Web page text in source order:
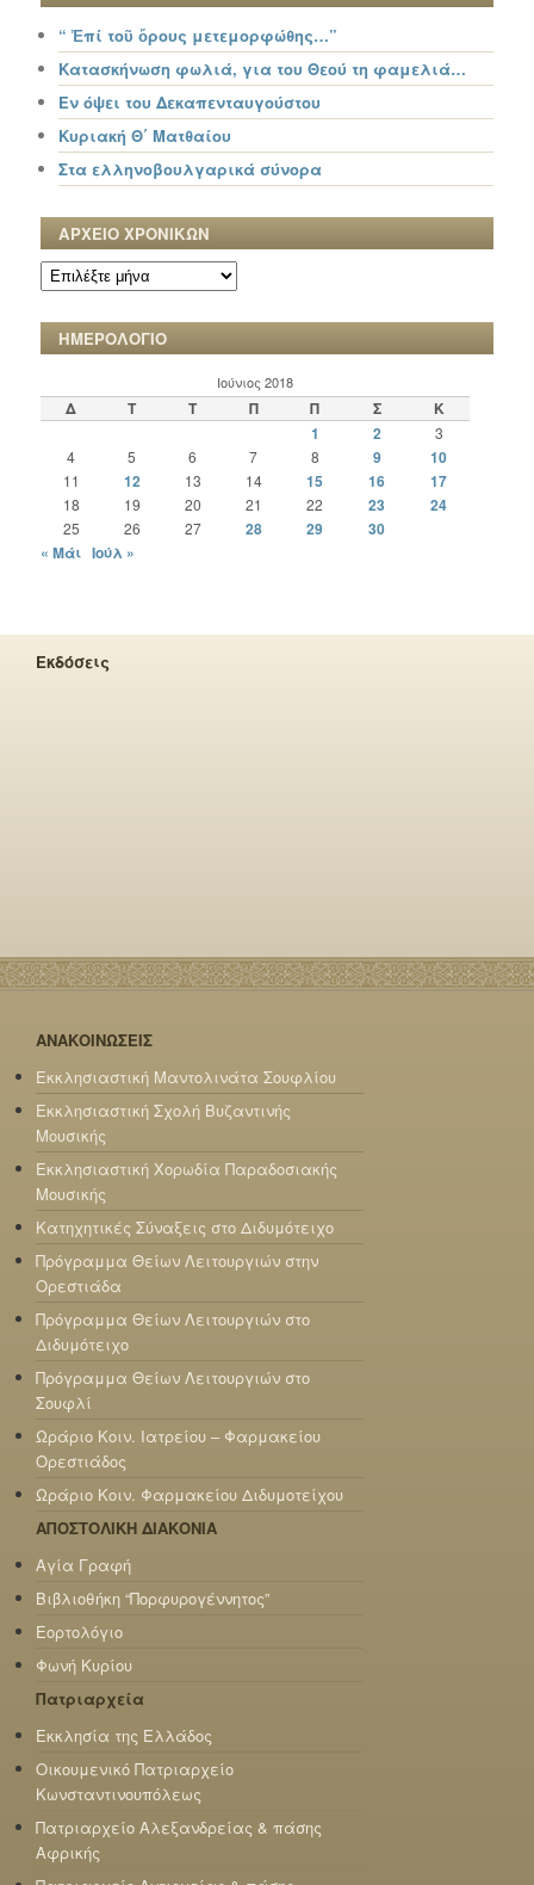
“ Ἐπί τοῦ ὄρους μετεμορφώθης…”
Κατασκήνωση φωλιά, για του Θεού τη φαμελιά…
Εν όψει του Δεκαπενταυγούστου
Κυριακή Θ΄ Ματθαίου
Στα ελληνοβουλγαρικά σύνορα
ΑΡΧΕΙΟ ΧΡΟΝΙΚΩΝ
ΑΡΧΕΙΟ
ΧΡΟΝΙΚΩΝ
ΗΜΕΡΟΛΟΓΙΟ
Ιούνιος 2018
Δ Τ Τ Π Π Σ
Κ
1
2
3
4
5 6 7 8 9 10
11 12 13 14 15 16 17
18 19 20 21 22 23 24
25 26 27 28 29
30
« Μάι Ιούλ »
Εκδόσεις
ΑΝΑΚΟΙΝΩΣΕΙΣ
Εκκλησιαστική Μαντολινάτα Σουφλίου
Εκκλησιαστική Σχολή Βυζαντινής
Μουσικής
Εκκλησιαστική Χορωδία Παραδοσιακής
Μουσικής
Κατηχητικές Σύναξεις στο Διδυμότειχο
Πρόγραμμα Θείων Λειτουργιών στην
Ορεστιάδα
Πρόγραμμα Θείων Λειτουργιών στο
Διδυμότειχο
Πρόγραμμα Θείων Λειτουργιών στο
Σουφλί
Ωράριο Κοιν. Ιατρείου – Φαρμακείου
Ορεστιάδος
Ωράριο Κοιν. Φαρμακείου Διδυμοτείχου
ΑΠΟΣΤΟΛΙΚΗ ΔΙΑΚΟΝΙΑ
Αγία Γραφή
Βιβλιοθήκη “Πορφυρογέννητος”
Εορτολόγιο
Φωνή Κυρίου
Πατριαρχεία
Εκκλησία της Ελλάδος
Οικουμενικό Πατριαρχείο
Κωνσταντινουπόλεως
Πατριαρχείο Αλεξανδρείας & πάσης
Αφρικής